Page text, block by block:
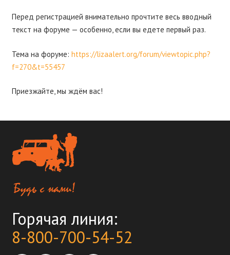
Перед регистрацией внимательно прочтите весь вводный
текст на форуме — особенно, если вы едете первый раз.
Тема на форуме: https://lizaalert.org/forum/viewtopic.php?
f=270&t=55457
Приезжайте, мы ждём вас!
Горячая линия:
8-800-700-54-52